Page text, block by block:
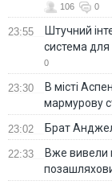
106 0
23:55
Штучний
система для
0
23:30
В місті
мармурову
23:02 Брат
22:33
Вже вивели